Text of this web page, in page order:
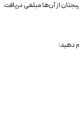
از آ‌ن‌ها مبلغی دریافت
دهید: